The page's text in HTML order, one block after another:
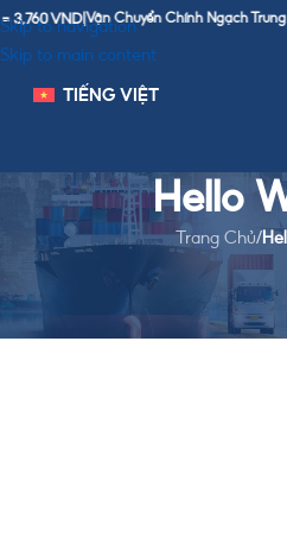
Skip to navigation
Skip to main content
3,760 VND |Vận Chuyển Chính Ngạch Trung -
TIẾNG VIỆT
Hello
Trang Chủ/